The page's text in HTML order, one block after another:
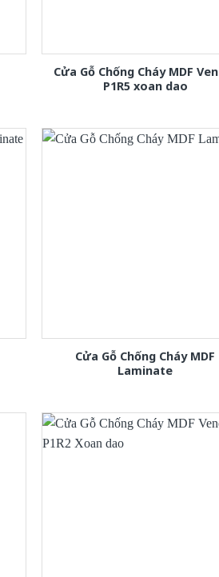
Cửa Gỗ Chống Cháy MDF
P1R5 xoan dao
Cửa Gỗ Chống Cháy MDF
Laminate